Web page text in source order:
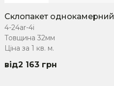
Склопакет однокамерний
4-24ar-4i
Товщина 32мм
Ціна за 1 кв. м.
2 163 грн